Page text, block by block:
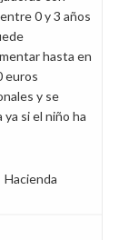
0 y 3 años
hasta en
euros
y se
ya si el niño ha
Hacienda